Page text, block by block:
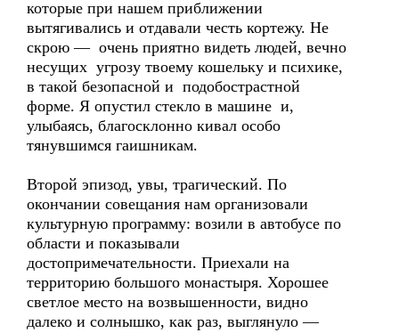
которые при нашем приближении
вытягивались и отдавали честь кортежу. Не
скрою — очень приятно видеть людей, вечно
несущих угрозу твоему кошельку и психике,
в такой безопасной и подобострастной
форме. Я опустил стекло в машине и,
улыбаясь, благосклонно кивал особо
тянувшимся гаишникам.
Второй эпизод, увы, трагический. По
окончании совещания нам организовали
культурную программу: возили в автобусе по
области и показывали
достопримечательности. Приехали на
территорию большого монастыря. Хорошее
светлое место на возвышенности, видно
далеко и солнышко, как раз, выглянуло —